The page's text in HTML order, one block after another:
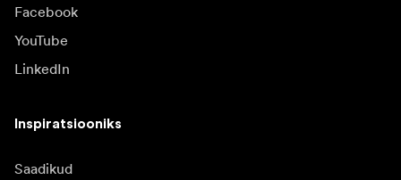
Facebook
YouTube
LinkedIn
Inspiratsiooniks
Saadikud